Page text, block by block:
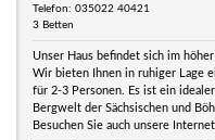
Telefon: 035022 40421
3 Betten
Unser Haus befindet sich im
Wir bieten Ihnen in ruhiger Lage
für 2-3 Personen. Es ist ein
Bergwelt der Sächsischen und
Besuchen Sie auch unsere